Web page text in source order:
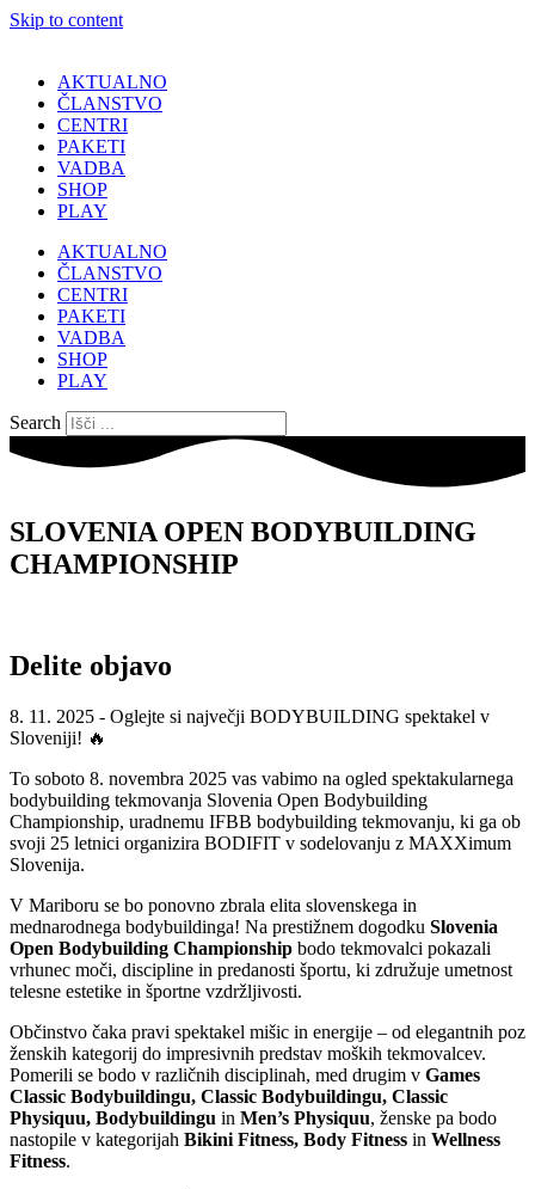
Skip to content
AKTUALNO
ČLANSTVO
CENTRI
PAKETI
VADBA
SHOP
PLAY
AKTUALNO
ČLANSTVO
CENTRI
PAKETI
VADBA
SHOP
PLAY
Search
SLOVENIA OPEN BODYBUILDING
CHAMPIONSHIP
Delite objavo
8. 11. 2025 - Oglejte si največji BODYBUILDING spektakel v
Sloveniji! 🔥
To soboto 8. novembra 2025 vas vabimo na ogled spektakularnega
bodybuilding tekmovanja Slovenia Open Bodybuilding
Championship, uradnemu IFBB bodybuilding tekmovanju, ki ga ob
svoji 25 letnici organizira BODIFIT v sodelovanju z MAXXimum
Slovenija.
V Mariboru se bo ponovno zbrala elita slovenskega in
mednarodnega bodybuildinga! Na prestižnem dogodku Slovenia
Open Bodybuilding Championship bodo tekmovalci pokazali
vrhunec moči, discipline in predanosti športu, ki združuje umetnost
telesne estetike in športne vzdržljivosti.
Občinstvo čaka pravi spektakel mišic in energije – od elegantnih poz
ženskih kategorij do impresivnih predstav moških tekmovalcev.
Pomerili se bodo v različnih disciplinah, med drugim v Games
Classic Bodybuildingu, Classic Bodybuildingu, Classic
Physiquu, Bodybuildingu in Men’s Physiquu, ženske pa bodo
nastopile v kategorijah Bikini Fitness, Body Fitness in Wellness
Fitness.